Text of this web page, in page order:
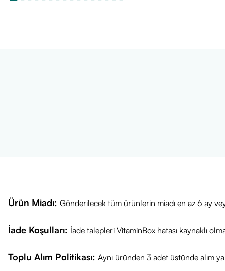
Ürün Miadı: Gönderilecek tüm ürünlerin miadı en az 6 ay
İade Koşulları: İade talepleri VitaminBox hatası kaynaklı
Toplu Alım Politikası: Aynı üründen 3 adet üstünde alım